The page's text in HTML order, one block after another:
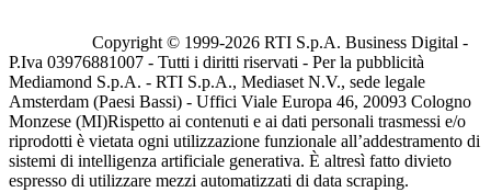
Copyright © 1999-2026 RTI S.p.A. Business Digital -
P.Iva 03976881007 - Tutti i diritti riservati - Per la pubblicità
Mediamond S.p.A. - RTI S.p.A., Mediaset N.V., sede legale
Amsterdam (Paesi Bassi) - Uffici Viale Europa 46, 20093 Cologno
Monzese (MI)Rispetto ai contenuti e ai dati personali trasmessi e/o
riprodotti è vietata ogni utilizzazione funzionale all’addestramento di
sistemi di intelligenza artificiale generativa. È altresì fatto divieto
espresso di utilizzare mezzi automatizzati di data scraping.